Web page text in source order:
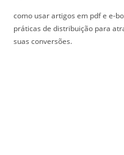
como usar artigos em pdf e e-
práticas de distribuição para
suas conversões.